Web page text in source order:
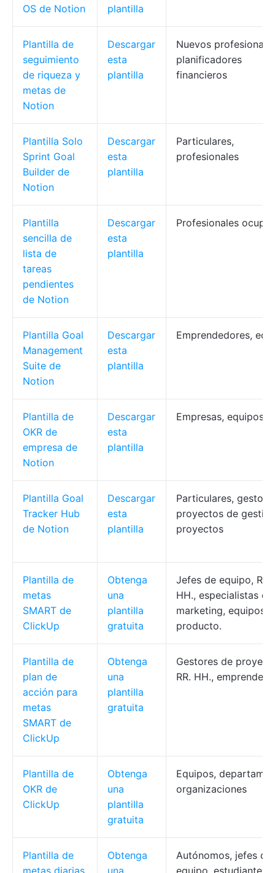
OS de Notion
plantilla
Plantilla de
seguimiento
de riqueza y
metas de
Notion
Descargar
esta
plantilla
Nuevos
planificadores
financieros
Plantilla Solo
Sprint Goal
Builder de
Notion
Descargar
esta
plantilla
Particulares,
profesionales
Plantilla
sencilla de
lista de
tareas
pendientes
de Notion
Descargar
esta
plantilla
Profesionales
Plantilla Goal
Management
Suite de
Notion
Descargar
esta
plantilla
Emprendedores,
Plantilla de
OKR de
empresa de
Notion
Descargar
esta
plantilla
Empresas, equipos
Plantilla Goal
Tracker Hub
de Notion
Descargar
esta
plantilla
Particulares,
proyectos de
proyectos
Plantilla de
metas
SMART de
ClickUp
Obtenga
una
plantilla
gratuita
Jefes de equipo, RR.
HH., especialistas en
marketing, equipos
producto.
Plantilla de
plan de
acción para
metas
SMART de
ClickUp
Obtenga
una
plantilla
gratuita
Gestores de
RR. HH.,
Plantilla de
OKR de
ClickUp
Obtenga
una
plantilla
gratuita
Equipos,
organizaciones
Plantilla de
metas diarias
Obtenga
una
Autónomos, jefes de
equipo, estudiantes